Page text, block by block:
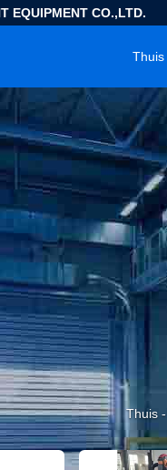
EQUIPMENT CO.,LTD.
Thuis
Thuis-